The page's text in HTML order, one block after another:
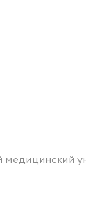
медицинский